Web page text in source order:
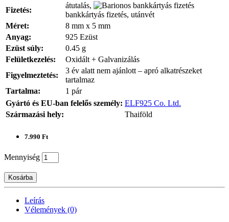
Fizetés:
átutalás,
bankkártyás fizetés, utánvét
Méret:
8 mm x 5 mm
Anyag:
925 Ezüst
Ezüst súly:
0.45 g
Felületkezelés:
Oxidált + Galvanizálás
Figyelmeztetés:
3 év alatt nem ajánlott – apró alkatrészeket
tartalmaz
Tartalma:
1 pár
Gyártó és EU-ban felelős személy: ELF925 Co. Ltd.
Származási hely:
Thaiföld
7.990 Ft
Mennyiség
Kosárba
Leírás
Vélemények (0)